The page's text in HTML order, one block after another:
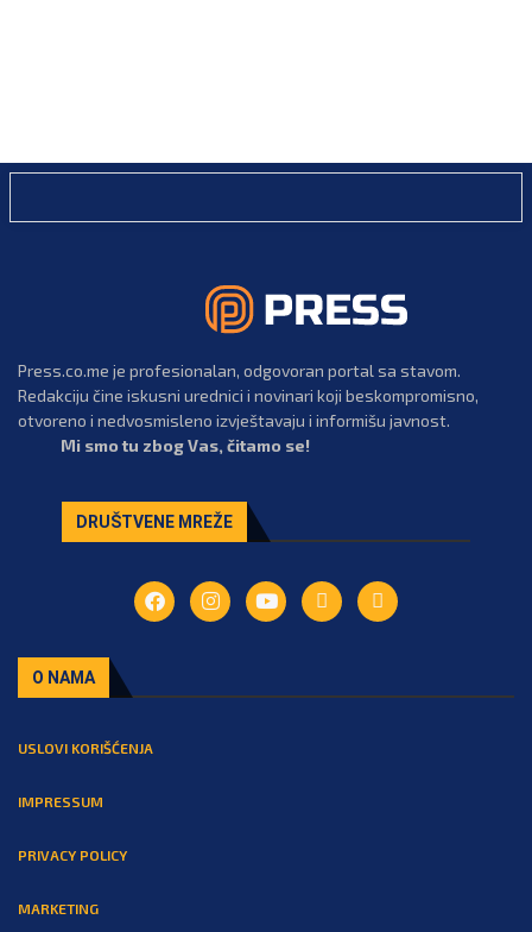
Press.co.me je profesionalan, odgovoran portal sa stavom.
Redakciju čine iskusni urednici i novinari koji beskompromisno,
otvoreno i nedvosmisleno izvještavaju i informišu javnost.
Mi smo tu zbog Vas, čitamo se!
DRUŠTVENE MREŽE
O NAMA
USLOVI KORIŠĆENJA
IMPRESSUM
PRIVACY POLICY
MARKETING